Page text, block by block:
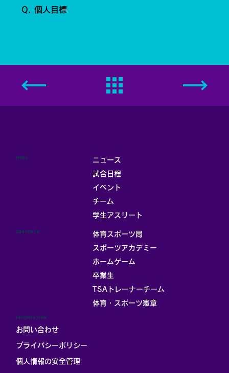
Q. 個人目標
ニュース
試合日程
イベント
チーム
学生アスリート
MENU
体育スポーツ局
スポーツアカデミー
ホームゲーム
卒業生
TSAトレーナーチーム
体育・スポーツ憲章
CONTENTS
INFORMATION
お問い合わせ
プライバシーポリシー
個人情報の安全管理